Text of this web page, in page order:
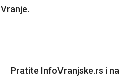
Vranje.
Pratite InfoVranjske.rs i na